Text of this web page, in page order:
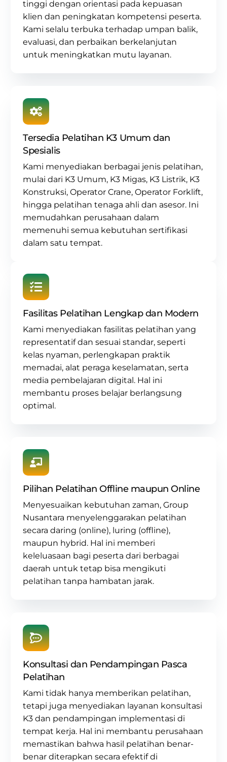
tinggi dengan orientasi pada kepuasan
klien dan peningkatan kompetensi peserta.
Kami selalu terbuka terhadap umpan balik,
evaluasi, dan perbaikan berkelanjutan
untuk meningkatkan mutu layanan.
Tersedia Pelatihan K3 Umum dan
Spesialis
Kami menyediakan berbagai jenis pelatihan,
mulai dari K3 Umum, K3 Migas, K3 Listrik, K3
Konstruksi,Operator Crane, Operator Forklift,
hingga pelatihan tenaga ahli dan asesor. Ini
memudahkan perusahaan dalam
memenuhi semua kebutuhan sertifikasi
dalam satu tempat.
Fasilitas Pelatihan Lengkap dan Modern
Kami menyediakan fasilitas pelatihan yang
representatif dan sesuai standar, seperti
kelas nyaman, perlengkapan praktik
memadai, alat peraga keselamatan, serta
media pembelajaran digital. Hal ini
membantu proses belajar berlangsung
optimal.
Pilihan Pelatihan Offline maupun Online
Menyesuaikan kebutuhan zaman, Group
Nusantara menyelenggarakan pelatihan
secara daring (online), luring (offline),
maupun hybrid. Hal ini memberi
keleluasaan bagi peserta dari berbagai
daerah untuk tetap bisa mengikuti
pelatihan tanpa hambatan jarak.
Konsultasi dan Pendampingan Pasca
Pelatihan
Kami tidak hanya memberikan pelatihan,
tetapi juga menyediakan layanan konsultasi
K3 dan pendampingan implementasi di
tempat kerja. Hal ini membantu perusahaan
memastikan bahwa hasil pelatihan benar-
benar diterapkan secara efektif di